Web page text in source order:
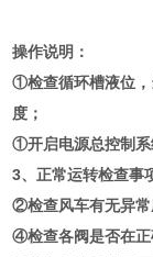
操作
①检查循环槽液位，
度；
①开启电源总控制系
3、正常运转检查事
②检查风车有无异常
④检查各阀是否在正